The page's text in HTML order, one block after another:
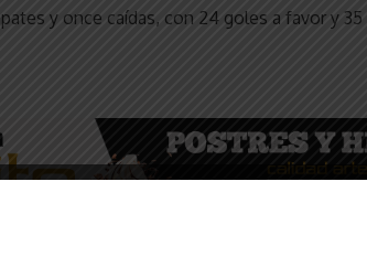
y once caídas, con 24 goles a favor y